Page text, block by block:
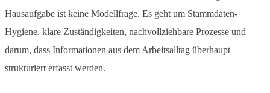
Hausaufgabe ist keine Modellfrage. Es geht um Stammdaten-
Hygiene, klare Zuständigkeiten, nachvollziehbare Prozesse und
darum, dass Informationen aus dem Arbeitsalltag überhaupt
strukturiert erfasst werden.